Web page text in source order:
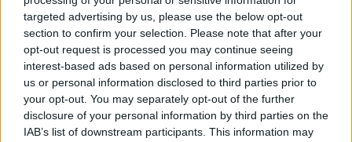
targeted advertising by us, please use the below opt-out
section to confirm your selection. Please note that after your
opt-out request is processed you may continue seeing
interest-based ads based on personal information utilized by
us or personal information disclosed to third parties prior to
your opt-out. You may separately opt-out of the further
disclosure of your personal information by third parties on the
IAB’s list of downstream participants. This information may
com vitória do francês Luca Van Assche
Castelo Branco: “Bienal Internacional de Artes e Ofícios”
promete afirmar artesanato, património e inovação como
“motores de desenvolvimento económico e cultural” do
município português